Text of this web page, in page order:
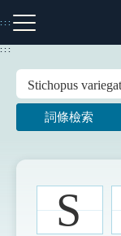
到
主
:::
注音索引圖示
:::
詞條檢索
S